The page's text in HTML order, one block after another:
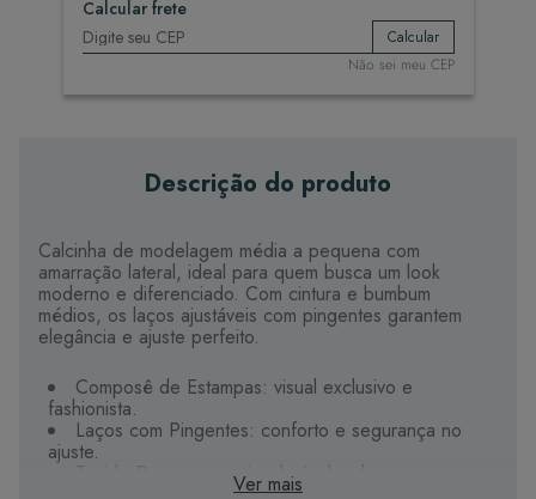
Calcular frete
Calcular
Não sei meu CEP
Descrição do produto
Calcinha de modelagem média a pequena com
amarração lateral, ideal para quem busca um look
moderno e diferenciado. Com cintura e bumbum
médios, os laços ajustáveis com pingentes garantem
elegância e ajuste perfeito.
Composê de Estampas: visual exclusivo e
fashionista.
Laços com Pingentes: conforto e segurança no
ajuste.
Tecido Premium: macio, durável e de secagem
Ver mais